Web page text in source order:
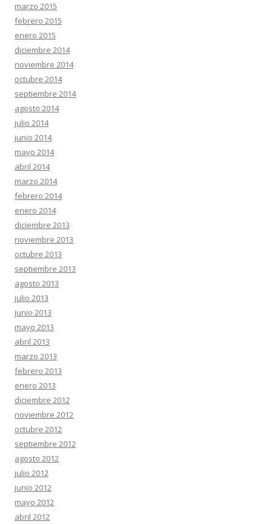
marzo 2015
febrero 2015
enero 2015
diciembre 2014
noviembre 2014
octubre 2014
septiembre 2014
agosto 2014
julio 2014
junio 2014
mayo 2014
abril 2014
marzo 2014
febrero 2014
enero 2014
diciembre 2013
noviembre 2013
octubre 2013
septiembre 2013
agosto 2013
julio 2013
junio 2013
mayo 2013
abril 2013
marzo 2013
febrero 2013
enero 2013
diciembre 2012
noviembre 2012
octubre 2012
septiembre 2012
agosto 2012
julio 2012
junio 2012
mayo 2012
abril 2012